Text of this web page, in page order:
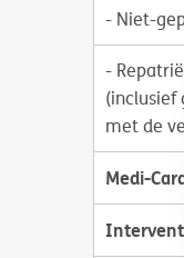
- Niet-
-
(inclusief
met de
Medi-